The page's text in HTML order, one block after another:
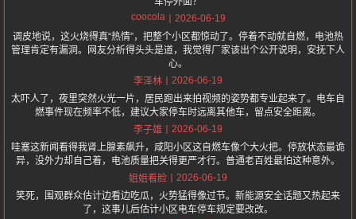
coocola
2026-06-19
调皮地说，这火烧得真“热情”，把整个小区都惊动了。停着不动就自燃，电池热
管理肯定有漏洞。网友分析得头头是道，我觉得厂家该出个公开说明，安抚下人
心。
李泽林
2026-06-19
太吓人了，夜里突然火光一片，居民跑出来拍视频的姿势都专业起来了。电车自
燃事件现在频率不低，建议大家停车时远离其他车，留点安全距离。
李子雄
2026-06-19
哇塞这新闻看得我肾上腺素飙升，咸阳小区这自燃车像个大火把。停放状态最诡
异，没外力却自己着，电池质量把关得更严才行。普通老百姓最怕这种意外。
姐姐看脸
2026-06-19
笑死，围观群众估计边看边吃瓜，火势猛得像过节。新能源安全话题又热起来
了，这事儿后估计小区电车停车规定要改改。